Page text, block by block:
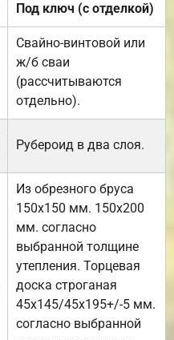
Под ключ (с отделкой)
Свайно-винтовой или
ж/б сваи
(рассчитываются
отдельно).
Рубероид в два слоя.
Из обрезного бруса
150х150 мм. 150х200
мм. согласно
выбранной толщине
утепления. Торцевая
доска строганая
45х145/45х195+/-5 мм.
согласно выбранной